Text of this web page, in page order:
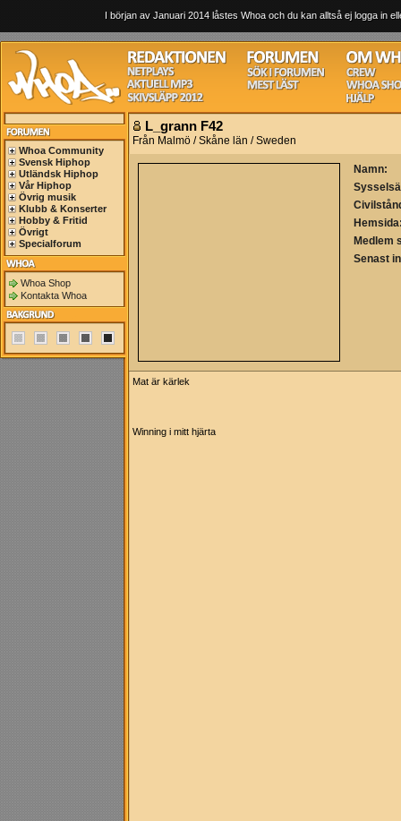
I början av Januari 2014 låstes Whoa och du kan alltså ej logga in
Whoa Community
Svensk Hiphop
Utländsk Hiphop
Vår Hiphop
Övrig musik
Klubb & Konserter
Hobby & Fritid
Övrigt
Specialforum
Whoa Shop
Kontakta Whoa
L_grann F42
Från Malmö / Skåne län / Sweden
Namn:
Medlem
Senast
Mat är kärlek
Winning i mitt hjärta